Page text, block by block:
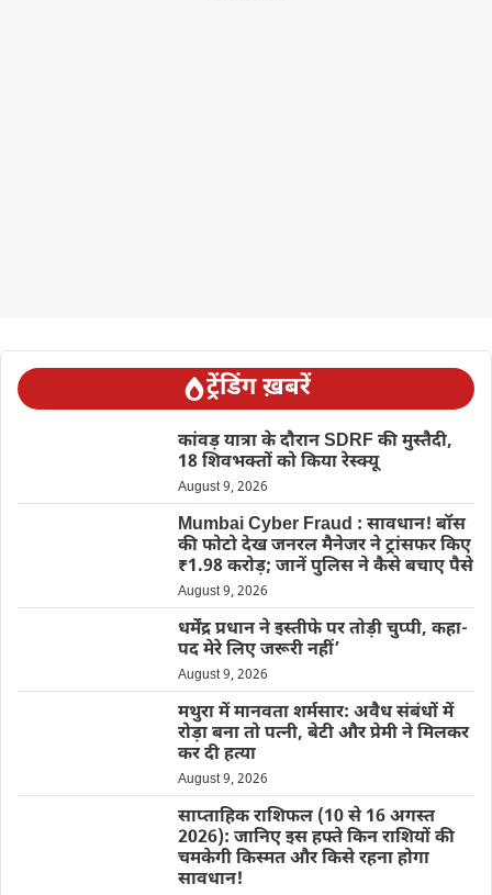
ट्रेंडिंग ख़बरें
कांवड़ यात्रा के दौरान SDRF की मुस्तैदी,
18 शिवभक्तों को किया रेस्क्यू
August 9, 2026
Mumbai Cyber Fraud : सावधान! बॉस
की फोटो देख जनरल मैनेजर ने ट्रांसफर किए
₹1.98 करोड़; जानें पुलिस ने कैसे बचाए पैसे
August 9, 2026
धर्मेंद्र प्रधान ने इस्तीफे पर तोड़ी चुप्पी, कहा-
पद मेरे लिए जरूरी नहीं’
August 9, 2026
मथुरा में मानवता शर्मसार: अवैध संबंधों में
रोड़ा बना तो पत्नी, बेटी और प्रेमी ने मिलकर
कर दी हत्या
August 9, 2026
साप्ताहिक राशिफल (10 से 16 अगस्त
2026): जानिए इस हफ्ते किन राशियों की
चमकेगी किस्मत और किसे रहना होगा
सावधान!